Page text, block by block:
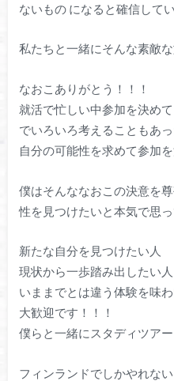
ないもの になると確信して
私たちと一緒にそんな素敵
なおこありがとう！！！
就活で忙しい中参加を決め
でいろいろ考えることもあ
自分の可能性を求めて参加
僕はそんななおこの決意を
性を見つけたいと本気で思っ
新たな自分を見つけたい人
現状から一歩踏み出したい人
いままでとは違う体験を味
大歓迎です！！！
僕らと一緒にスタディツア
フィンランドでしかやれな